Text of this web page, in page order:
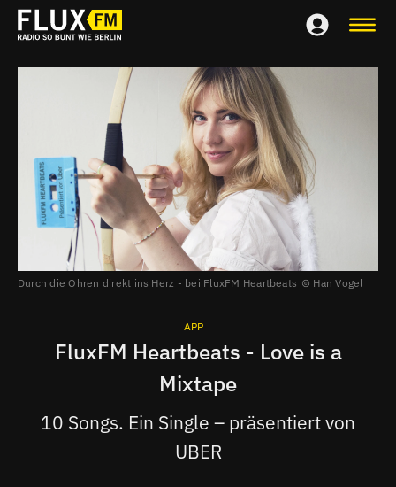
Durch die Ohren direkt ins Herz - bei FluxFM Heartbeats Han Vogel
APP
FluxFM Heartbeats - Love is a
Mixtape
10 Songs. Ein Single – präsentiert von
UBER